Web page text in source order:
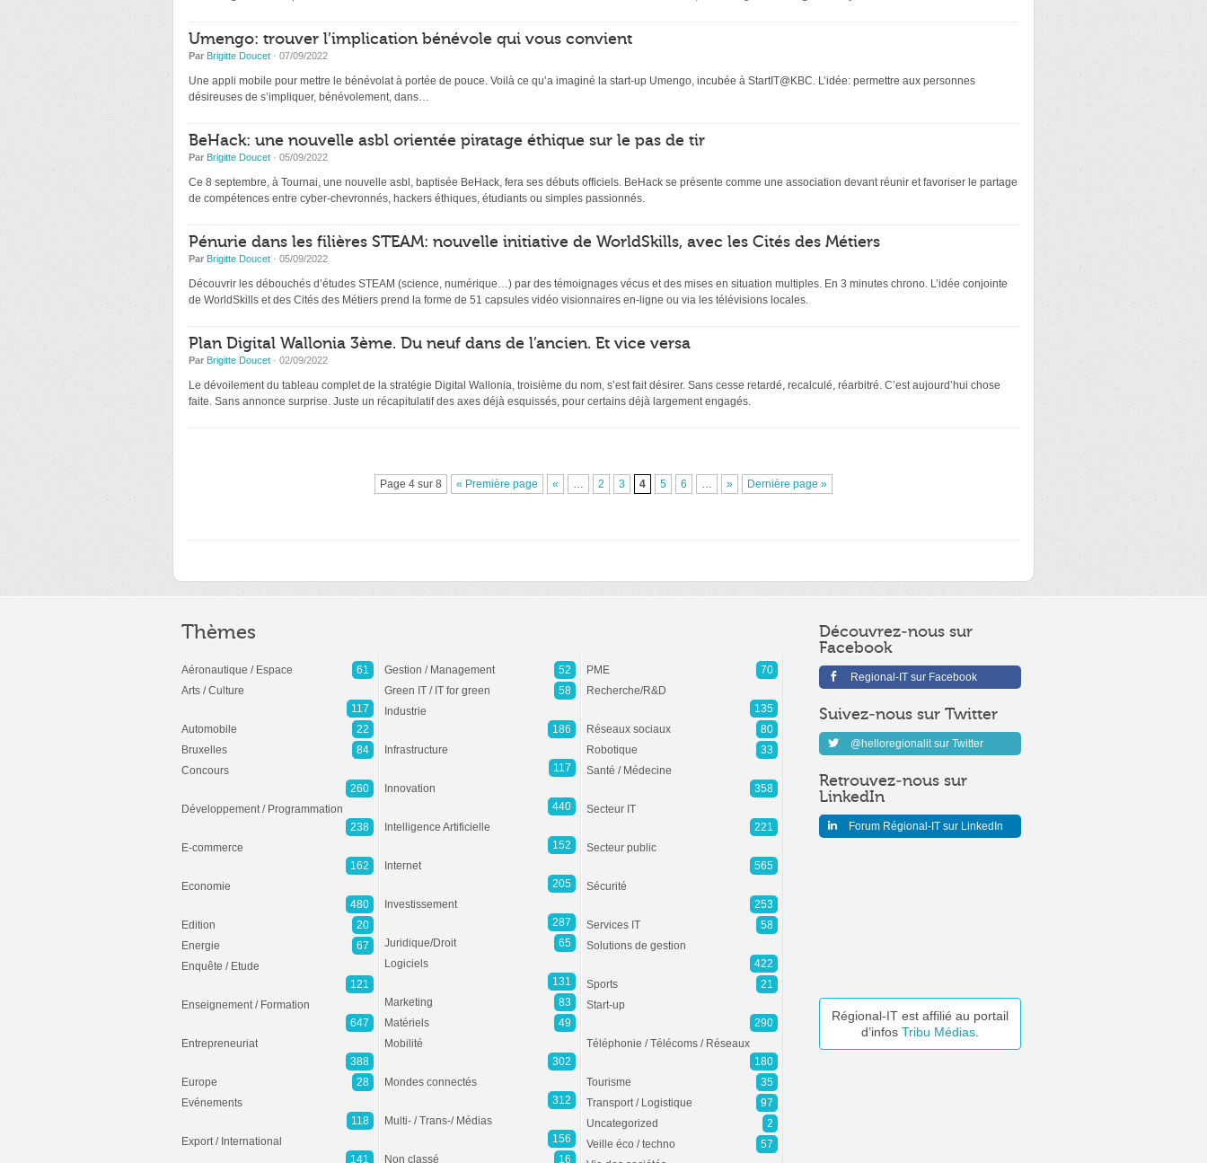
Umengo: trouver l’implication bénévole qui vous convient
Par Brigitte Doucet · 07/09/2022
Une appli mobile pour mettre le bénévolat à portée de pouce. Voilà ce qu’a imaginé la start-up Umengo, incubée à StartIT@KBC. L’idée: permettre aux personnes
désireuses de s’impliquer, bénévolement, dans…
BeHack: une nouvelle asbl orientée piratage éthique sur le pas de tir
Par Brigitte Doucet · 05/09/2022
Ce 8 septembre, à Tournai, une nouvelle asbl, baptisée BeHack, fera ses débuts officiels. BeHack se présente comme une association devant réunir et favoriser le partage
de compétences entre cyber-chevronnés, hackers éthiques, étudiants ou simples passionnés.
Pénurie dans les filières STEAM: nouvelle initiative de WorldSkills, avec les Cités des Métiers
Par Brigitte Doucet · 05/09/2022
Découvrir les débouchés d’études STEAM (science, numérique…) par des témoignages vécus et des mises en situation multiples. En 3 minutes chrono. L’idée conjointe
de WorldSkills et des Cités des Métiers prend la forme de 51 capsules vidéo visionnaires en-ligne ou via les télévisions locales.
Plan Digital Wallonia 3ème. Du neuf dans de l’ancien. Et vice versa
Par Brigitte Doucet · 02/09/2022
Le dévoilement du tableau complet de la stratégie Digital Wallonia, troisième du nom, s’est fait désirer. Sans cesse retardé, recalculé, réarbitré. C’est aujourd’hui chose
faite. Sans annonce surprise. Juste un récapitulatif des axes déjà esquissés, pour certains déjà largement engagés.
Page 4 sur 8 « Première page « … 2 3 4 5 6 … » Dernière page »
Découvrez-nous sur
Facebook
Regional-IT sur Facebook
Suivez-nous sur Twitter
@helloregionalit sur Twitter
Retrouvez-nous sur
LinkedIn
Forum Régional-IT sur LinkedIn
Régional-IT est affilié au portail
d’infos Tribu Médias
Thèmes
Aéronautique / Espace
61
Arts / Culture
117
Automobile
22
Bruxelles
84
Concours
260
Développement / Programmation
238
E-commerce
162
Economie
480
Edition
20
Energie
67
Enquête / Etude
121
Enseignement / Formation
647
Entrepreneuriat
388
Europe
28
Evénements
118
Export / International
141
Gestion / Management
52
Green IT / IT for green
58
Industrie
186
Infrastructure
117
Innovation
440
Intelligence Artificielle
152
Internet
205
Investissement
287
Juridique/Droit
65
Logiciels
131
Marketing
83
Matériels
49
Mobilité
302
Mondes connectés
312
Multi- / Trans-/ Médias
156
Non classé
16
PME
70
Recherche/R&D
135
Réseaux sociaux
80
Robotique
33
Santé / Médecine
358
Secteur IT
221
Secteur public
565
Sécurité
253
Services IT
58
Solutions de gestion
422
Sports
21
Start-up
290
Téléphonie / Télécoms / Réseaux
180
Tourisme
35
Transport / Logistique
97
Uncategorized
2
Veille éco / techno
57